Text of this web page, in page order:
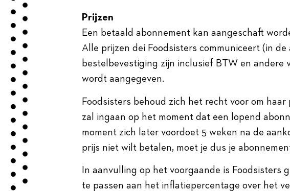
Prijzen
Een betaald abonnement kan aangeschaft
Alle prijzen dei Foodsisters communiceert (in
bestelbevestiging zijn inclusief BTW en
wordt aangegeven.
Foodsisters behoud zich het recht voor om
zal ingaan op het moment dat een lopend
moment zich later voordoet 5 weken na de
prijs niet wilt betalen, moet je dus je
In aanvulling op het voorgaande is Foodsisters
te passen aan het inflatiepercentage over het